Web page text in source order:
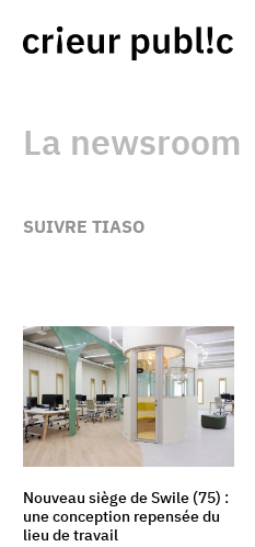
La newsroom
SUIVRE TIASO
Nouveau siège de Swile (75) :
une conception repensée du
lieu de travail